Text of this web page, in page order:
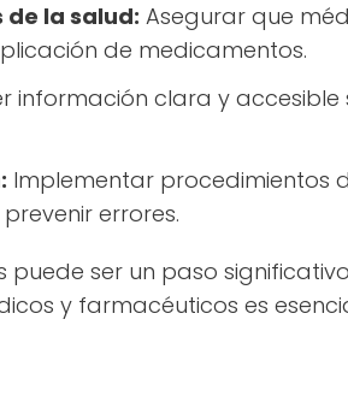
la salud: Asegurar que
de medicamentos.
información clara y
Implementar procedimientos
errores.
ser un paso
y farmacéuticos es